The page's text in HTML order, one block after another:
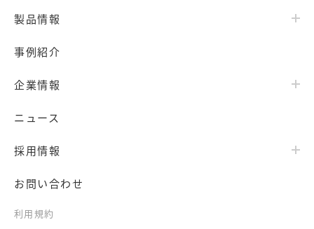
製品情報
事例紹介
企業情報
ニュース
採用情報
お問い合わせ
利用規約